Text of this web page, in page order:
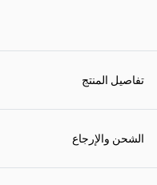
تفاصيل المنتج
الشحن والإرجاع